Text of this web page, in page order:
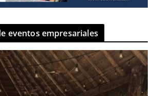
eventos empresariales